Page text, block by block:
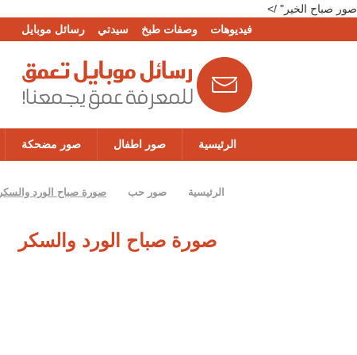
صور صباح الخير" />
فيديوهات
وصفات طبخ سيدتي رسائل موبايل
الرئيسية صور اطفال صور مضحكة
الرئيسية صور حب صورة صباح الورد والسكر
صورة صباح الورد والسكر